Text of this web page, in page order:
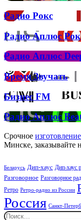
зняла
кліп
трек
Джона
та
Брітні
Спірс
Радио
Рокс
Радио Рокс
Радио
Аплюс
Рок
Радио Аплюс Рок
Радио
Аплюс
Deep
Радио Аплюс
Время
Звучать
Время Звучать
Бизнес
Бизнес FM
Радио
Аплюс
Beat
Радио Аплюс
Срочное
Минске, заказывайте
Беларусь Дип-хаус Дип-хаус
Разговорное Разговорное
Ретро Ретро-радио из России
Россия Санкт-
Найти: